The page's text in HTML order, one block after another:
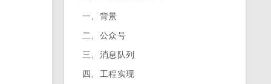
一、背景
二、公众号
三、消息队列
四、工程实现